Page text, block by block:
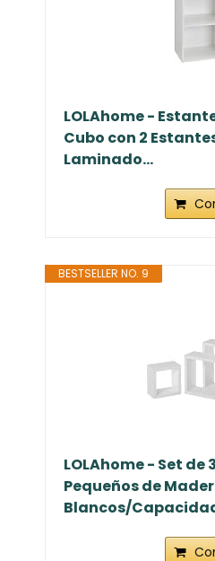
LOLAhome -
Cubo con 2
Laminado...
BESTSELLER NO. 9
LOLAhome - Set de
Pequeños de
Blancos/